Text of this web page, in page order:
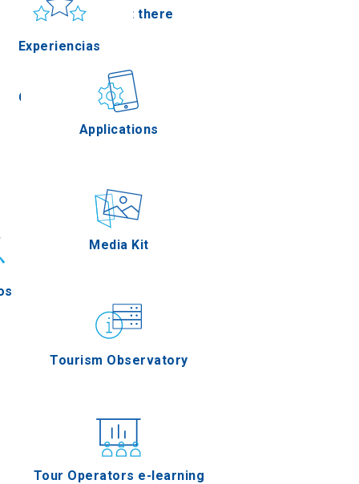
Gastronomía
How to get there
Applications
Media Kit
Tourism Observatory
Tour Operators e-learning
Experiencias